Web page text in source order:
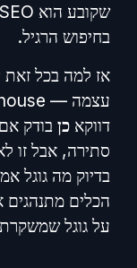
בחיפוש הרגיל.
אז למה בכל זאת
דווקא כן בודק
סתירה, אבל זו
בדיוק מה גוגל
הכלים מתנהגים
על גוגל